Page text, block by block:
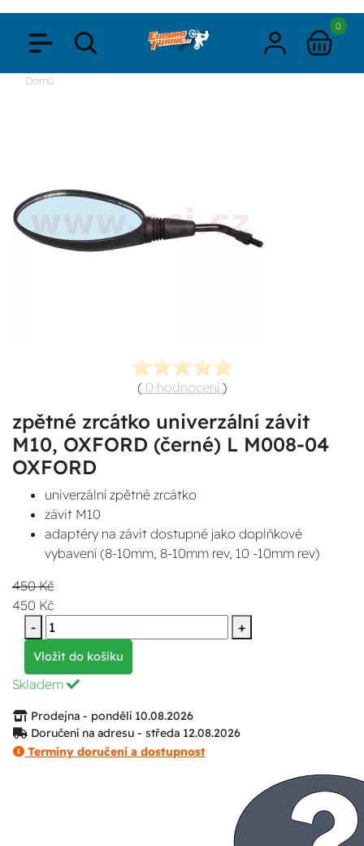
0
Domů
( 0 hodnocení )
zpětné zrcátko univerzální závit
M10, OXFORD (černé) L M008-04
OXFORD
univerzální zpětné zrcátko
závit M10
adaptéry na závit dostupné jako doplňkové
vybavení (8-10mm, 8-10mm rev, 10 -10mm rev)
450 Kč
450 Kč
-
+
Vložit do košíku
Skladem
Prodejna - pondělí 10.08.2026
Doručení na adresu - středa 12.08.2026
Termíny doručení a dostupnost